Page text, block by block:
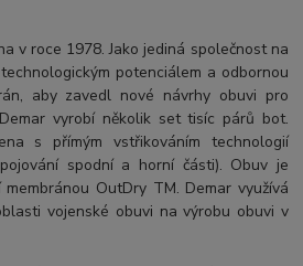
v roce 1978. Jako jediná společnost na
potenciálem a odbornou
aby zavedl nové návrhy obuvi pro
vyrobí několik set tisíc párů bot.
s přímým vstřikováním technologií
spodní a horní části). Obuv je
OutDry TM. Demar využívá
vojenské obuvi na výrobu obuvi v